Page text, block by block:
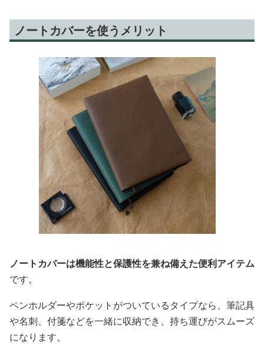
ノートカバーを使うメリット
ノートカバーは機能性と保護性を兼ね備えた便利アイテム
です。
ペンホルダーやポケットがついているタイプなら、筆記具
や名刺、付箋などを一緒に収納でき、持ち運びがスムーズ
になります。